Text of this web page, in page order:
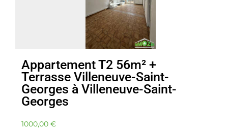
Appartement T2 56m² +
Terrasse Villeneuve-Saint-
Georges à Villeneuve-Saint-
Georges
1000,00 €